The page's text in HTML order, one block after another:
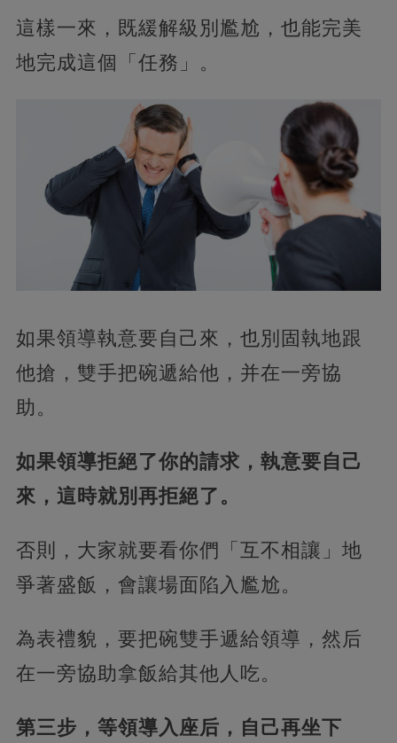
這樣一來，既緩解級別尷尬，也能完美
地完成這個「任務」。
如果領導執意要自己來，也別固執地跟
他搶，雙手把碗遞給他，并在一旁協
助。
如果領導拒絕了你的請求，執意要自己
來，這時就別再拒絕了。
否則，大家就要看你們「互不相讓」地
爭著盛飯，會讓場面陷入尷尬。
為表禮貌，要把碗雙手遞給領導，然后
在一旁協助拿飯給其他人吃。
第三步，等領導入座后，自己再坐下